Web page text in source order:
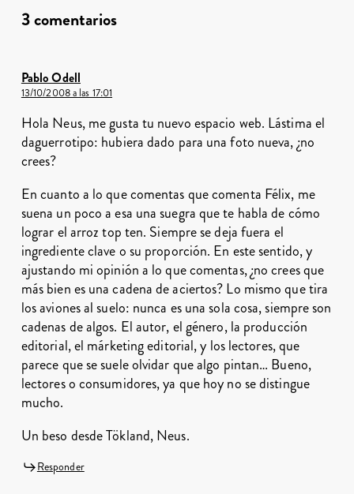
3 comentarios
Pablo Odell
13/10/2008 a las 17:01
Hola Neus, me gusta tu nuevo espacio web. Lástima el
daguerrotipo: hubiera dado para una foto nueva, ¿no
crees?
En cuanto a lo que comentas que comenta Félix, me
suena un poco a esa una suegra que te habla de cómo
lograr el arroz top ten. Siempre se deja fuera el
ingrediente clave o su proporción. En este sentido, y
ajustando mi opinión a lo que comentas, ¿no crees que
más bien es una cadena de aciertos? Lo mismo que tira
los aviones al suelo: nunca es una sola cosa, siempre son
cadenas de algos. El autor, el género, la producción
editorial, el márketing editorial, y los lectores, que
parece que se suele olvidar que algo pintan… Bueno,
lectores o consumidores, ya que hoy no se distingue
mucho.
Un beso desde Tökland, Neus.
Responder